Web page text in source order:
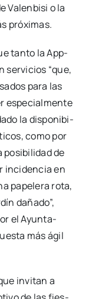
Valen­bi­si o la
pró­xi­mas.
tan­to la App­
ser­vi­cios “que,
para las
espe­cial­men­te
la dis­po­ni­bi­
como por
posi­bi­li­dad de
inci­den­cia en
pape­le­ra rota,
daña­do”,
el Ayun­ta­
más ágil
invi­tan a